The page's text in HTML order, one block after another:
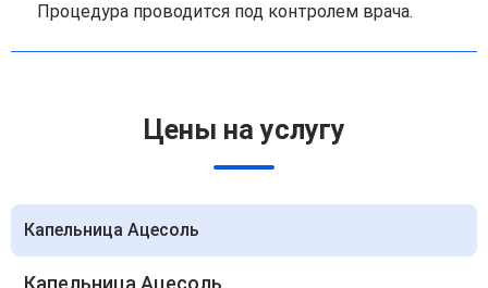
Процедура проводится под контролем врача.
Цены на услугу
Капельница Ацесоль
Капельница Ацесоль